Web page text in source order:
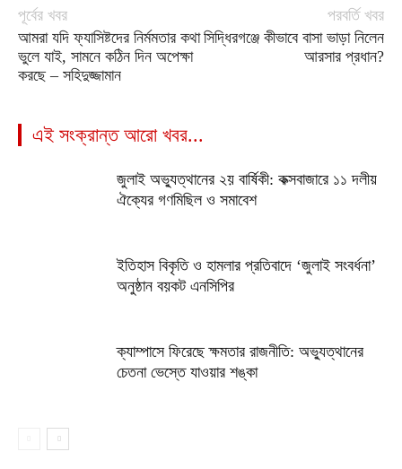
পূর্বের খবর
আমরা যদি ফ্যাসিষ্টদের নির্মমতার কথা
ভুলে যাই, সামনে কঠিন দিন অপেক্ষা
করছে – সহিদুজ্জামান
পরবর্তি খবর
সিদ্ধিরগঞ্জে কীভাবে বাসা ভাড়া নিলেন
আরসার প্রধান?
এই সংক্রান্ত আরো খবর...
জুলাই অভ্যুত্থানের ২য় বার্ষিকী: কক্সবাজারে ১১ দলীয়
ঐক্যের গণমিছিল ও সমাবেশ
ইতিহাস বিকৃতি ও হামলার প্রতিবাদে ‘জুলাই সংবর্ধনা’
অনুষ্ঠান বয়কট এনসিপির
ক্যাম্পাসে ফিরেছে ক্ষমতার রাজনীতি: অভ্যুত্থানের
চেতনা ভেস্তে যাওয়ার শঙ্কা